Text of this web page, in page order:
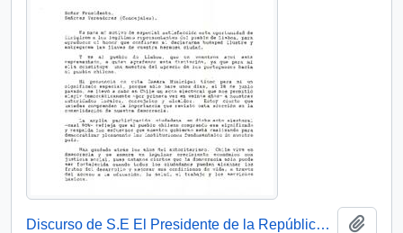
Discurso de S.E El Presidente de la República. D. Patricio Aylwin Azócar, ante los miembros de la cámara municipal de Lisboa